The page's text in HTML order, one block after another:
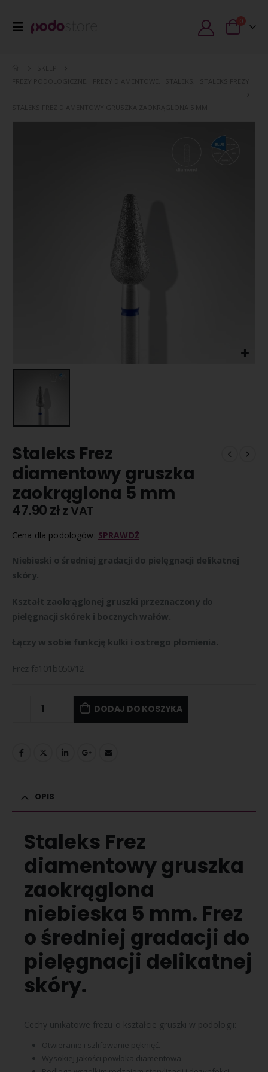
0
Staleks Frez
diamentowy gruszka
zaokrąglona 5 mm
47.90zł z VAT
Cena dla podologów: SPRAWDŹ
Niebieski o średniej gradacji do pielęgnacji delikatnej
skóry.
Kształt zaokrąglonej gruszki przeznaczony do
pielęgnacji skórek i bocznych wałów.
Łączy w sobie funkcję kulki i ostrego płomienia.
Frez fa101b050/12
DODAJ DO KOSZYKA
OPIS
Staleks Frez
diamentowy gruszka
zaokrąglona
niebieska 5 mm. Frez
o średniej gradacji do
pielęgnacji delikatnej
skóry.
Cechy unikatowe frezu o kształcie gruszki w podologii:
Otwieranie i szlifowanie pęknięć.
Wysokiej jakości powłoka diamentowa.